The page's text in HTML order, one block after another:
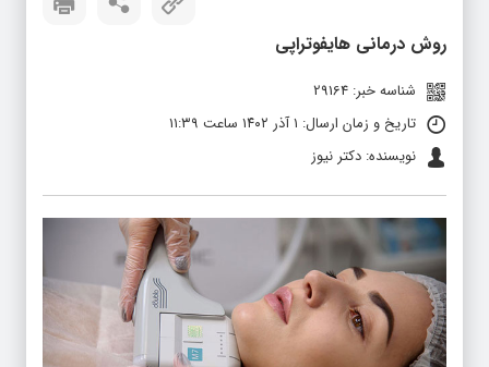
روش درمانی هایفوتراپی
شناسه خبر: 29164
تاریخ و زمان ارسال: ۱ آذر ۱۴۰۲ ساعت ۱۱:۳۹
نویسنده: دکتر نیوز